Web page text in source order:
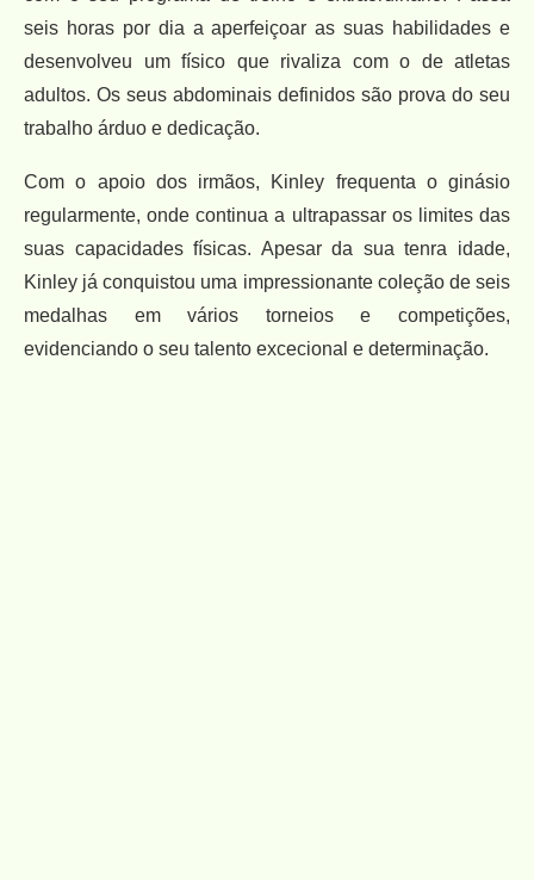
seis horas por dia a aperfeiçoar as suas habilidades e
desenvolveu um físico que rivaliza com o de atletas
adultos. Os seus abdominais definidos são prova do seu
trabalho árduo e dedicação.
Com o apoio dos irmãos, Kinley frequenta o ginásio
regularmente, onde continua a ultrapassar os limites das
suas capacidades físicas. Apesar da sua tenra idade,
Kinley já conquistou uma impressionante coleção de seis
medalhas em vários torneios e competições,
evidenciando o seu talento excecional e determinação.